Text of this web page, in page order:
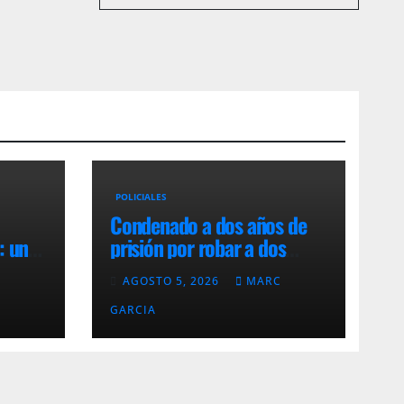
un
POLICIALES
Condenado a dos años de
prisión por robar a dos
adolescentes en Maldonado
AGOSTO 5, 2026
MARC
GARCIA